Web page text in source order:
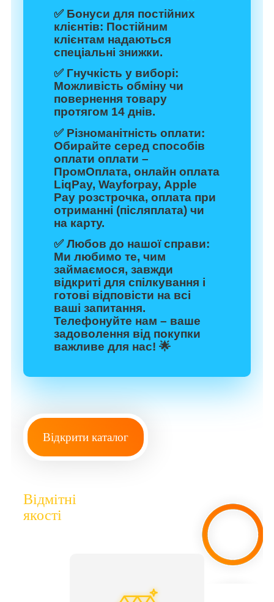
✅ Бонуси для постійних
клієнтів: Постійним
клієнтам надаються
спеціальні знижки.
✅ Гнучкість у виборі:
Можливість обміну чи
повернення товару
протягом 14 днів.
✅ Різноманітність оплати:
Обирайте серед способів
оплати оплати –
ПромОплата, онлайн оплата
LiqPay, Wayforpay, Apple
Pay розстрочка, оплата при
отриманні (післяплата) чи
на карту.
✅Любов до нашої справи:
Ми любимо те, чим
займаємося, завжди
відкриті для спілкування і
готові відповісти на всі
ваші запитання.
Телефонуйте нам – ваше
задоволення від покупки
важливе для нас! 🌟
Відкрити каталог
Відмітні
якості